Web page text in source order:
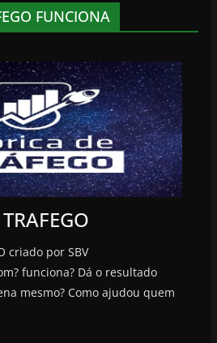
FUNCIONA
criado por SBV
funciona? Dá o resultado
mesmo? Como ajudou quem